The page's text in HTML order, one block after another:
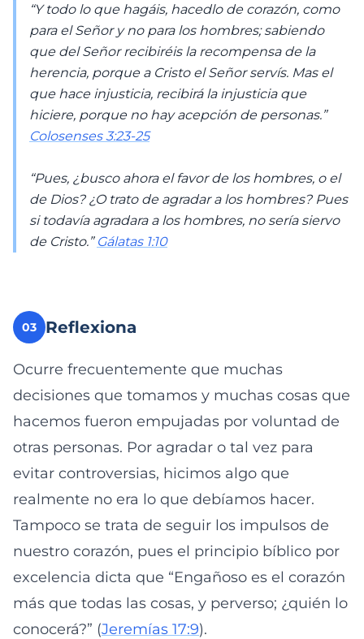
“Y todo lo que hagáis, hacedlo de corazón, como
para el Señor y no para los hombres; sabiendo
que del Señor recibiréis la recompensa de la
herencia, porque a Cristo el Señor servís. Mas el
que hace injusticia, recibirá la injusticia que
hiciere, porque no hay acepción de personas.”
Colosenses 3:23-25
“Pues, ¿busco ahora el favor de los hombres, o el
de Dios? ¿O trato de agradar a los hombres? Pues
si todavía agradara a los hombres, no sería siervo
de Cristo.” Gálatas 1:10
03 Reflexiona
Ocurre frecuentemente que muchas
decisiones que tomamos y muchas cosas que
hacemos fueron empujadas por voluntad de
otras personas. Por agradar o tal vez para
evitar controversias, hicimos algo que
realmente no era lo que debíamos hacer.
Tampoco se trata de seguir los impulsos de
nuestro corazón, pues el principio bíblico por
excelencia dicta que “Engañoso es el corazón
más que todas las cosas, y perverso; ¿quién lo
conocerá?” (Jeremías 17:9).